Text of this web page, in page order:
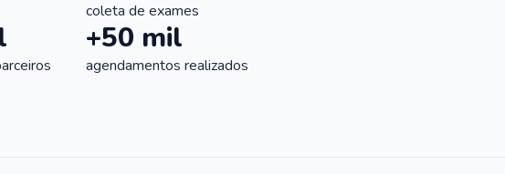
coleta de exames
+50 mil
agendamentos realizados